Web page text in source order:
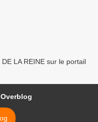
LA REINE sur le portail